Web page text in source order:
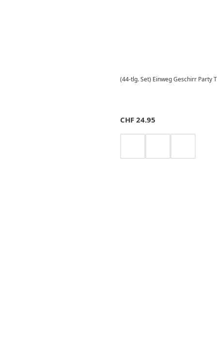
(44-tlg. Set) Einweg Geschirr Party
CHF 24.95